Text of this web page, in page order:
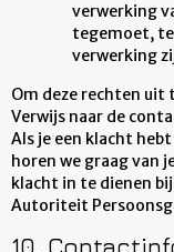
verwerking
tegemoet,
verwerking
Om deze rechten uit
Verwijs naar de
Als je een klacht
horen we graag van
klacht in te dienen
Autoriteit